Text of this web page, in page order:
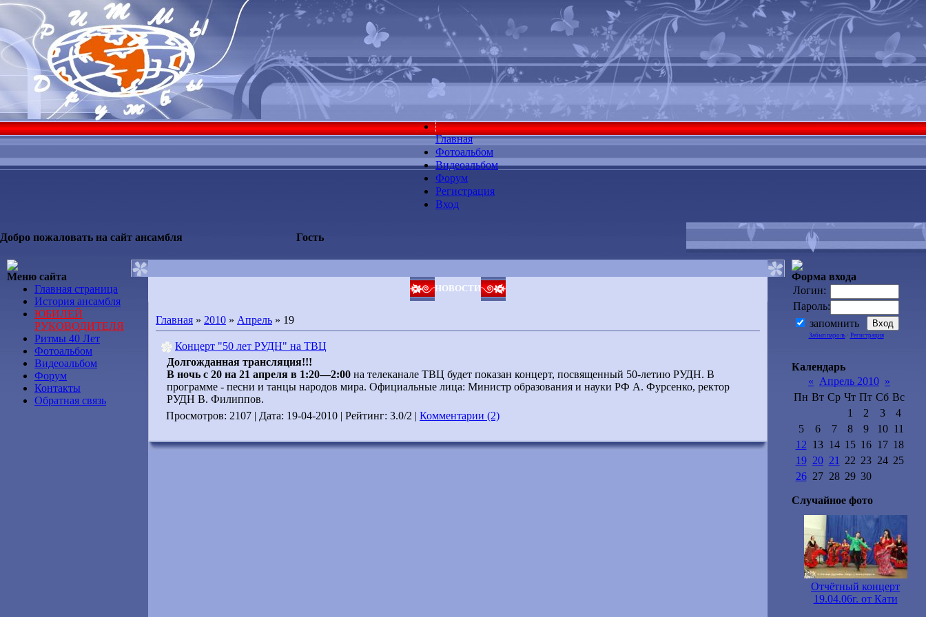
Главная
Фотоальбом
Видеоальбом
Форум
Регистрация
Вход
Добро пожаловать на сайт ансамбля Гость
Меню сайта
Главная страница
История ансамбля
ЮБИЛЕЙ
РУКОВОДИТЕЛЯ
Ритмы 40 Лет
Фотоальбом
Видеоальбом
Форум
Контакты
Обратная связь
НОВОСТИ
Главная » 2010 » Апрель » 19
Концерт "50 лет РУДН" на ТВЦ
Долгожданная трансляция!!!
В ночь с 20 на 21 апреля в 1:20—2:00 на телеканале ТВЦ будет показан концерт, посвященный 50-летию РУДН. В
программе - песни и танцы народов мира. Официальные лица: Министр образования и науки РФ А. Фурсенко, ректор
РУДН В. Филиппов.
Просмотров: 2107 | Дата: 19-04-2010 | Рейтинг: 3.0/2 | Комментарии (2)
Форма входа
Логин:
Пароль:
запомнить
Забыл пароль· Регистрация
Календарь
« Апрель 2010 »
Пн Вт Ср Чт Пт Сб Вс
1
2 3
4
5
6 7 8 9 10 11
12 13 14 15 16 17 18
19 20 21 22 23 24 25
26 27 28 29 30
Случайное фото
Отчётный концерт
19.04.06г. от Кати